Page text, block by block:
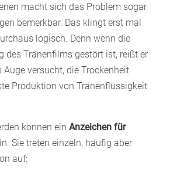
macht sich das Problem sogar
bemerkbar. Das klingt erst mal
logisch. Denn wenn die
des Tränenfilms gestört ist, reißt er
Auge versucht, die Trockenheit
Produktion von Tränenflüssigkeit
können ein Anzeichen für
Sie treten einzeln, häufig aber
auf: